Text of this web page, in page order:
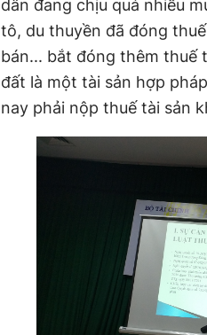
dân đang chịu quá nhiều
tô, du thuyền đã đóng
bán... bắt đóng thêm thuế
đất là một tài sản hợp
nay phải nộp thuế tài sản